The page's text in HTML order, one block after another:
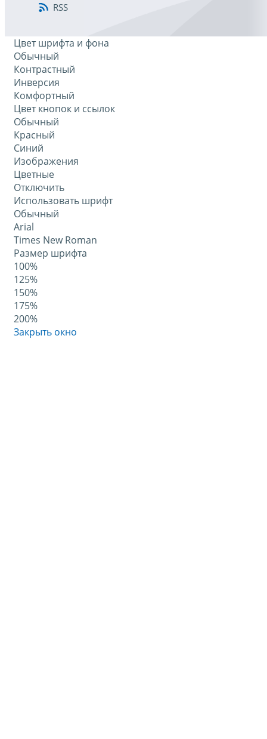
RSS
Цвет шрифта и фона
Обычный
Контрастный
Инверсия
Комфортный
Цвет кнопок и ссылок
Обычный
Красный
Синий
Изображения
Цветные
Отключить
Использовать шрифт
Обычный
Arial
Times New Roman
Размер шрифта
100%
125%
150%
175%
200%
Закрыть окно